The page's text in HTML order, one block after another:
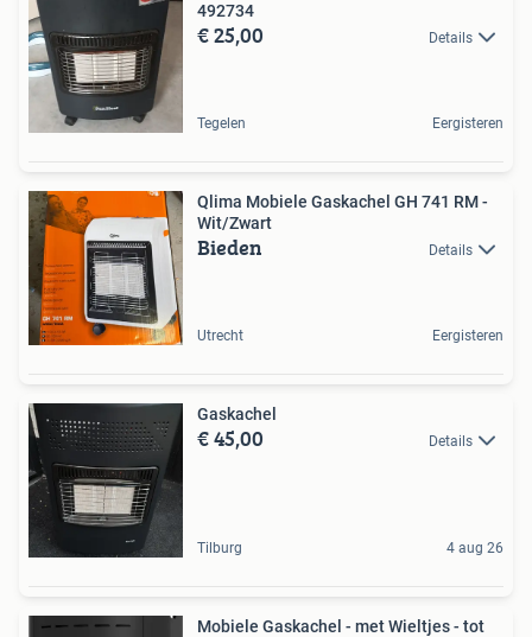
492734
€ 25,00 Details
Tegelen Eergisteren
Qlima Mobiele Gaskachel GH 741 RM -
Wit/Zwart
Bieden Details
Utrecht Eergisteren
Gaskachel
€ 45,00 Details
Tilburg 4 aug 26
Mobiele Gaskachel - met Wieltjes - tot